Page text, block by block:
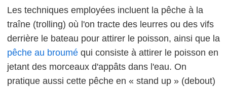
Les techniques employées incluent la pêche à la
traîne (trolling) où l'on tracte des leurres ou des vifs
derrière le bateau pour attirer le poisson, ainsi que la
pêche au broumé qui consiste à attirer le poisson en
jetant des morceaux d'appâts dans l'eau. On
pratique aussi cette pêche en « stand up » (debout)